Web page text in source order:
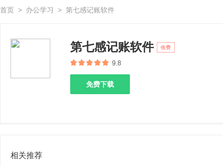
首页 > 办公学习 > 第七感记账软件
第七感记账软件 收费
9.8
免费下载
相关推荐